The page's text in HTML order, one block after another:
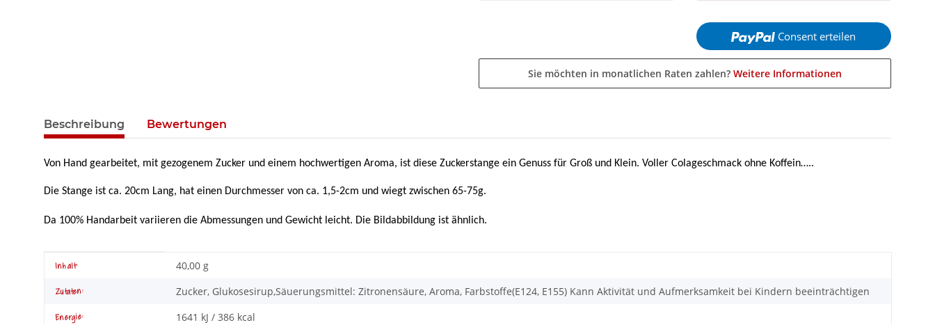
Consent erteilen
Sie möchten in monatlichen Raten zahlen? Weitere Informationen
Beschreibung Bewertungen
Von Hand gearbeitet, mit gezogenem Zucker und einem hochwertigen Aroma, ist diese Zuckerstange ein Genuss für Groß und Klein. Voller Colageschmack ohne Koffein…..
Die Stange ist ca. 20cm Lang, hat einen Durchmesser von ca. 1,5-2cm und wiegt zwischen 65-75g.
Da 100% Handarbeit variieren die Abmessungen und Gewicht leicht. Die Bildabbildung ist ähnlich.
Produkteigenschaft
Wert
Inhalt: 40,00 g
Zutaten: Zucker, Glukosesirup,Säuerungsmittel: Zitronensäure, Aroma, Farbstoffe(E124, E155) Kann Aktivität und Aufmerksamkeit bei Kindern beeinträchtigen
Energie: 1641 kJ / 386 kcal